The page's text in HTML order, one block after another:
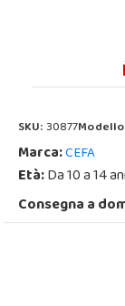
SKU:30877
Marca:CEFA
Età:Da 10 a 14
Consegna a